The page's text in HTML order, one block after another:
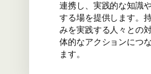
連携し、実践的な知識
する場を提供します。
みを実践する人々との
体的なアクションにつ
ます。